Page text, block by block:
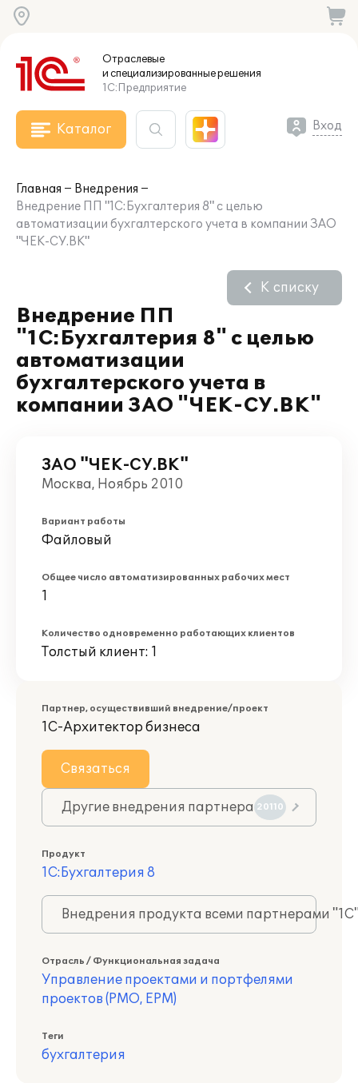
Отраслевые
и специализированныерешения
1С:Предприятие
Каталог Вход
Главная
Внедрения
Внедрение ПП "1С:Бухгалтерия 8" с целью
автоматизации бухгалтерского учета в компании ЗАО
"ЧЕК-СУ.ВК"
Внедрение ПП
"1С:Бухгалтерия 8" с целью
автоматизации
бухгалтерского учета в
компании ЗАО "ЧЕК-СУ.ВК"
К списку
ЗАО "ЧЕК-СУ.ВК"
Москва, Ноябрь 2010
Вариант работы
Файловый
Общее число автоматизированных рабочих мест
1
Количество одновременно работающих клиентов
Толстый клиент: 1
Партнер, осуществивший внедрение/проект
1С-Архитектор бизнеса
Связаться
Другие внедрения партнера 20110
Продукт
1С:Бухгалтерия 8
Внедрения продукта всеми партнерами
Отрасль / Функциональная задача
Управление проектами и портфелями
проектов (PMO, EPM)
Теги
бухгалтерия